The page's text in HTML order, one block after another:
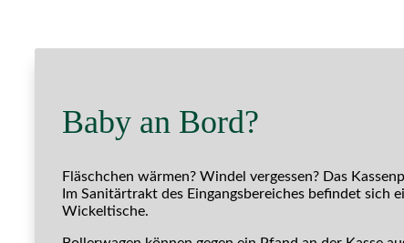
Baby an Bord?
Fläschchen wärmen? Windel vergessen? Das
Im Sanitärtrakt des Eingangsbereiches befindet
Wickeltische.